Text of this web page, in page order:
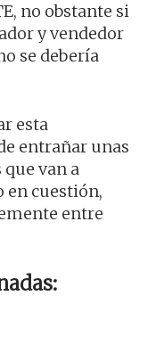
no obstante si
y vendedor
se debería
esta
entrañar unas
van a
en cuestión,
entre